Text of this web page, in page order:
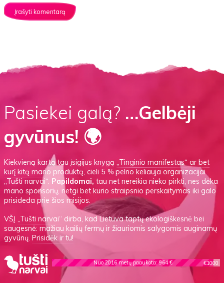
Pasiekei galą? …Gelbėji
gyvūnus! 🌍
Kiekvieną kartą tau įsigijus knygą„Tinginio manifestas“ arbet
kurį kitą mano produktą, cieli 5 % pelno keliauja organizacijai
„Tušti narvai“. Papildomai, tau net nereikia nieko pirkti, nes dėka
mano sponsorių, netgi bet kurio straipsnio perskaitymas iki galo
prisideda prie šios misijos.
VŠĮ„Tušti narvai“ dirba, kad Lietuva taptų ekologiškesnė bei
saugesnė: mažiau kailių fermų ir žiauriomis salygomis auginamų
gyvūnų.Prisidėk ir tu!
Nuo 2016 metų paaukota: 964 € €1000